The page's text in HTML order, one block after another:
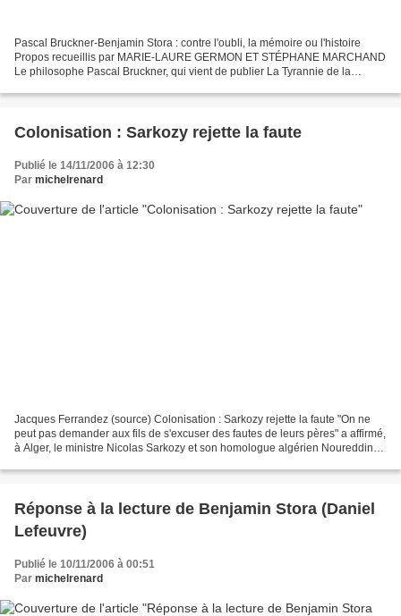
Pascal Bruckner-Benjamin Stora : contre l'oubli, la mémoire ou l'histoire
Propos recueillis par MARIE-LAURE GERMON ET STÉPHANE MARCHAND
Le philosophe Pascal Bruckner, qui vient de publier La Tyrannie de la
Colonisation : Sarkozy rejette la faute
Publié le 14/11/2006 à 12:30
Par michelrenard
Jacques Ferrandez (source) Colonisation : Sarkozy rejette la faute "On ne
peut pas demander aux fils de s'excuser des fautes de leurs pères" a affirmé,
à Alger, le ministre Nicolas Sarkozy et son homologue algérien Noureddine
Réponse à la lecture de Benjamin Stora (Daniel
Lefeuvre)
Publié le 10/11/2006 à 00:51
Par michelrenard